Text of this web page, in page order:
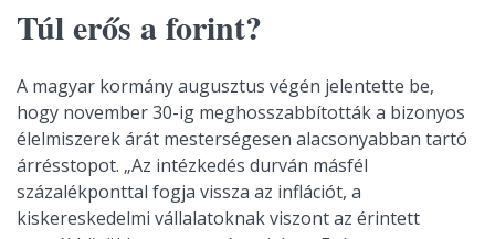
Túl erős a forint?
A magyar kormány augusztus végén jelentette be,
hogy november 30-ig meghosszabbították a bizonyos
élelmiszerek árát mesterségesen alacsonyabban tartó
árrésstopot. „Az intézkedés durván másfél
százalékponttal fogja vissza az inflációt, a
kiskereskedelmi vállalatoknak viszont az érintett